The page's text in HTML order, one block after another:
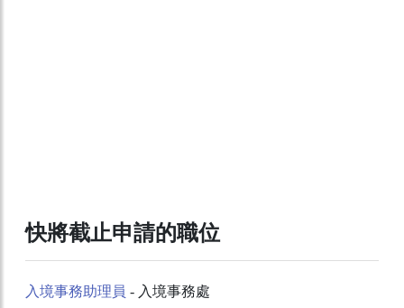
快將截止申請的職位
入境事務助理員 - 入境事務處